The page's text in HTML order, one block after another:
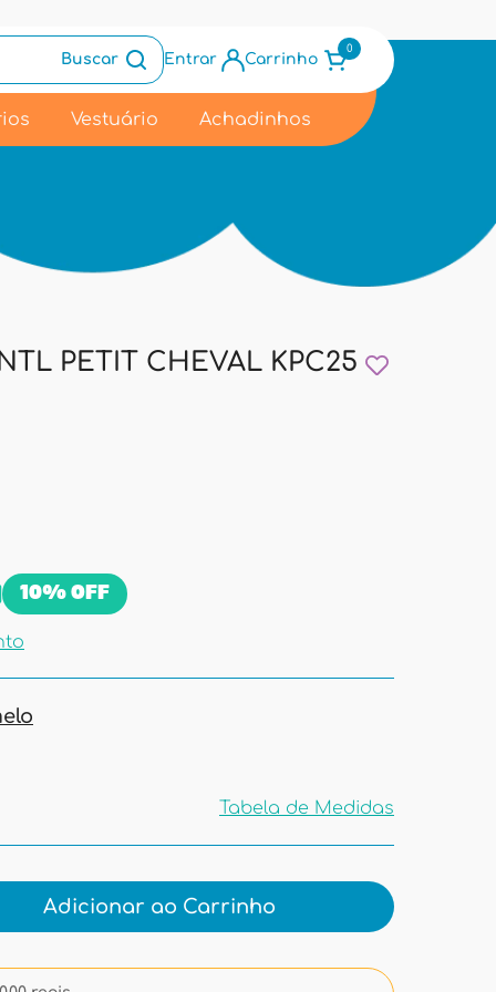
Buscar Entrar Carrinho
0
Vestuário Achadinhos
PETIT CHEVAL KPC25
10% OFF
Tabela de Medidas
Medidas
Adicionar ao Carrinho